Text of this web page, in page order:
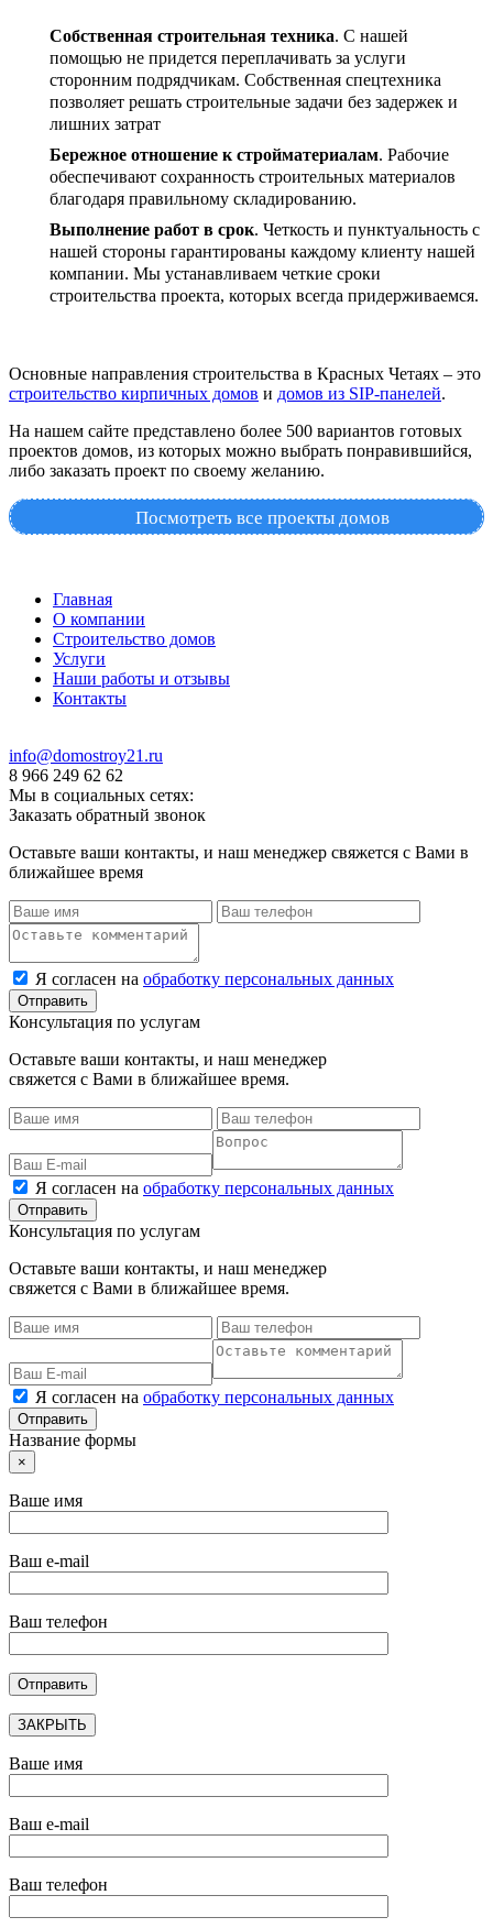
Собственная строительная техника. С нашей
помощью не придется переплачивать за услуги
сторонним подрядчикам. Собственная спецтехника
позволяет решать строительные задачи без задержек и
лишних затрат
Бережное отношение к стройматериалам. Рабочие
обеспечивают сохранность строительных материалов
благодаря правильному складированию.
Выполнение работ в срок. Четкость и пунктуальность с
нашей стороны гарантированы каждому клиенту нашей
компании. Мы устанавливаем четкие сроки
строительства проекта, которых всегда придерживаемся.
Основные направления строительства в Красных Четаях – это
строительство кирпичных домов и домов из SIP-панелей.
На нашем сайте представлено более 500 вариантов готовых
проектов домов, из которых можно выбрать понравившийся,
либо заказать проект по своему желанию.
Посмотреть все проекты домов
Главная
О компании
Строительство домов
Услуги
Наши работы и отзывы
Контакты
info@domostroy21.ru
8 966 249 62 62
Мы в социальных сетях:
Заказать обратный звонок
Оставьте ваши контакты, и наш менеджер свяжется с Вами в
ближайшее время
Я согласен на обработку персональных данных
Консультация по услугам
Оставьте ваши контакты, и наш менеджер
свяжется с Вами в ближайшее время.
Я согласен на обработку персональных данных
Консультация по услугам
Оставьте ваши контакты, и наш менеджер
свяжется с Вами в ближайшее время.
Я согласен на обработку персональных данных
Название формы
×
Ваше имя
Ваш e-mail
Ваш телефон
ЗАКРЫТЬ
Ваше имя
Ваш e-mail
Ваш телефон